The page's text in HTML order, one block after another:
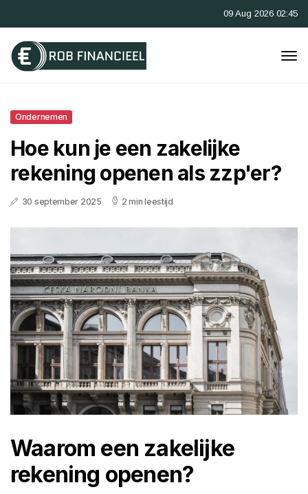
09 Aug 2026 02:45
Ondernemen
Hoe kun je een zakelijke
rekening openen als zzp'er?
30 september 2025 2 min leestijd
Waarom een zakelijke
rekening openen?